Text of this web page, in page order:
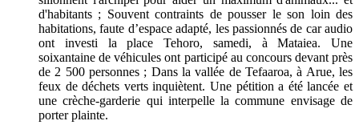
d'habitants ; Souvent contraints de pousser le son loin des
habitations, faute d’espace adapté, les passionnés de car audio
ont investi la place Tehoro, samedi, à Mataiea. Une
soixantaine de véhicules ont participé au concours devant près
de 2 500 personnes ; Dans la vallée de Tefaaroa, à Arue, les
feux de déchets verts inquiètent. Une pétition a été lancée et
une crèche-garderie qui interpelle la commune envisage de
porter plainte.